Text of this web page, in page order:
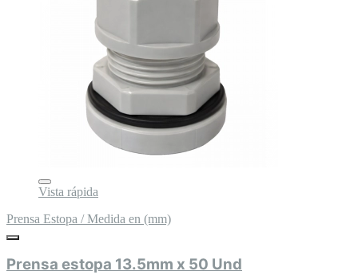
Vista rápida
Prensa Estopa / Medida en (mm)
Prensa estopa 13.5mm x 50 Und